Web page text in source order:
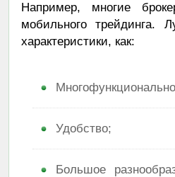
Например, многие
мобильного
характеристики, как:
Удобство;
Большое